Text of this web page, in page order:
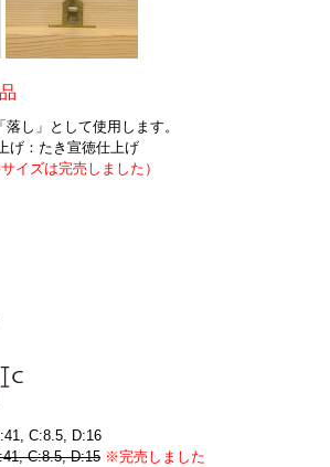
し」として使用します。
：たき宣徳仕上げ
サイズは完売しました）
C:8.5, D:16
C:8.5, D:15 ※完売しました